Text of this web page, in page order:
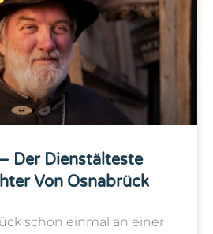
Der Dienstälteste
Von Osnabrück
schon einmal an einer